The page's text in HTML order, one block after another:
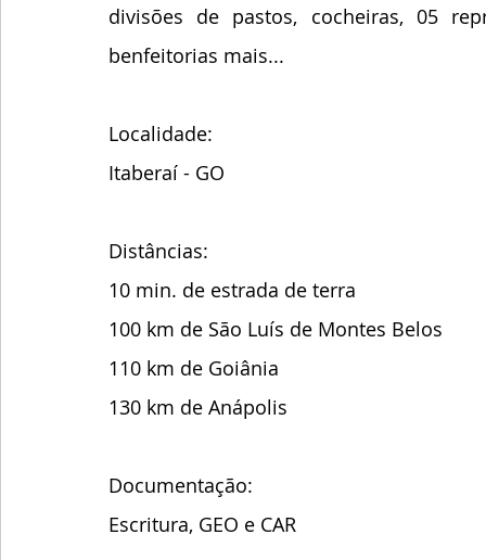
divisões de pastos, cocheiras, 05
benfeitorias mais...
Localidade:
Itaberaí - GO
Distâncias:
10 min. de estrada de terra
100 km de São Luís de Montes Belos
110 km de Goiânia
130 km de Anápolis
Documentação:
Escritura, GEO e CAR